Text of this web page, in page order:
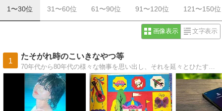
1〜30位 31〜60位 61〜90位 91〜120位 121〜150位
画像表示 文字表示
1
たそがれ時のこいきなやつ等